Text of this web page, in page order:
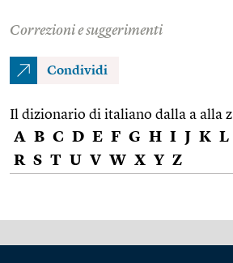
Correzioni e suggerimenti
Condividi
Il dizionario di italiano dalla a alla z
A B C D E F G H I J K L
R S T U V W X Y Z